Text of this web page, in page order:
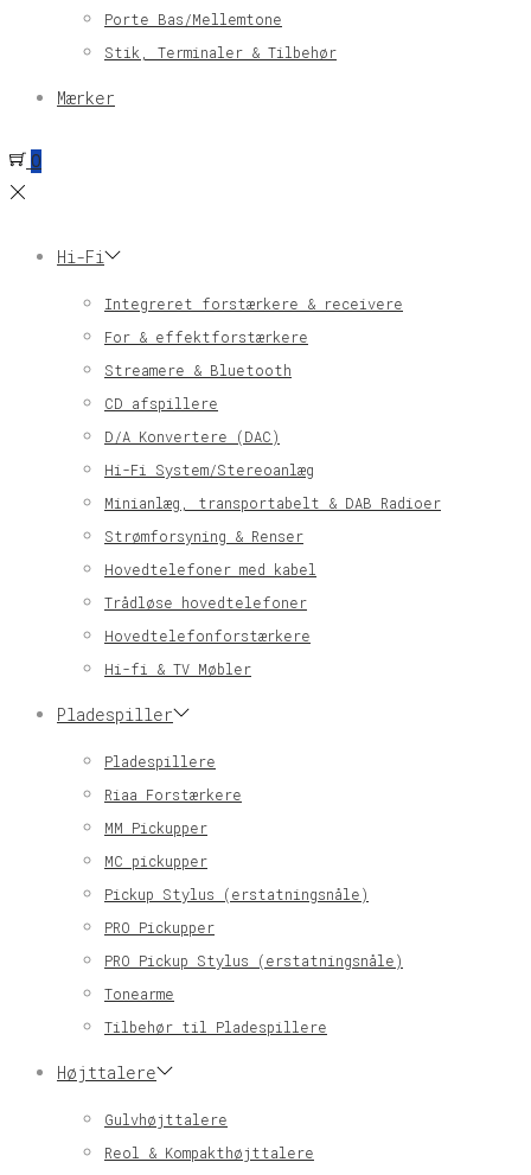
Porte Bas/Mellemtone
Stik, Terminaler & Tilbehør
Mærker
0
Hi-Fi
Integreret forstærkere & receivere
For & effektforstærkere
Streamere & Bluetooth
CD afspillere
D/A Konvertere (DAC)
Hi-Fi System/Stereoanlæg
Minianlæg, transportabelt & DAB Radioer
Strømforsyning & Renser
Hovedtelefoner med kabel
Trådløse hovedtelefoner
Hovedtelefonforstærkere
Hi-fi & TV Møbler
Pladespiller
Pladespillere
Riaa Forstærkere
MM Pickupper
MC pickupper
Pickup Stylus (erstatningsnåle)
PRO Pickupper
PRO Pickup Stylus (erstatningsnåle)
Tonearme
Tilbehør til Pladespillere
Højttalere
Gulvhøjttalere
Reol & Kompakthøjttalere